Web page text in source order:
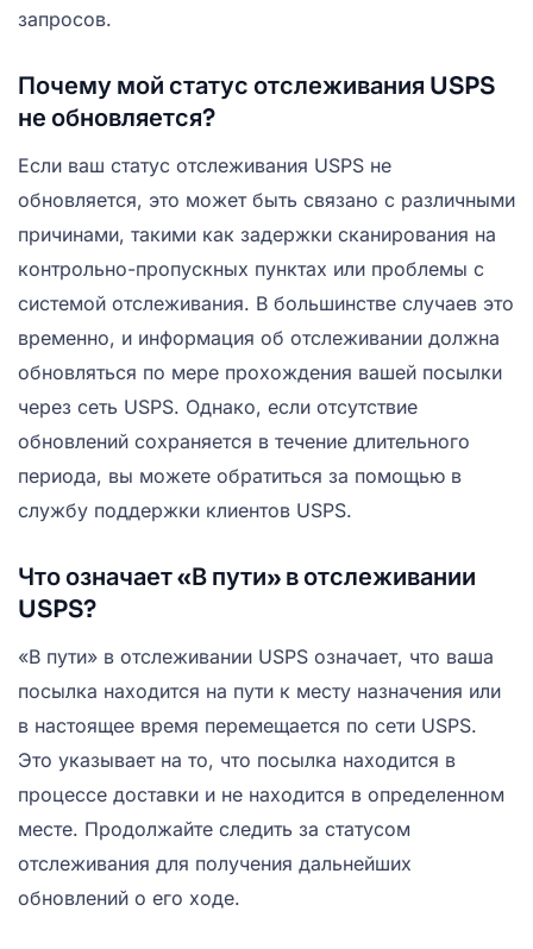
запросов.
Почему мой статус отслеживания USPS
не обновляется?
Если ваш статус отслеживания USPS не
обновляется, это может быть связано с различными
причинами, такими как задержки сканирования на
контрольно-пропускных пунктах или проблемы с
системой отслеживания. В большинстве случаев это
временно, и информация об отслеживании должна
обновляться по мере прохождения вашей посылки
через сеть USPS. Однако, если отсутствие
обновлений сохраняется в течение длительного
периода, вы можете обратиться за помощью в
службу поддержки клиентов USPS.
Что означает «В пути» в отслеживании
USPS?
«В пути» в отслеживании USPS означает, что ваша
посылка находится на пути к месту назначения или
в настоящее время перемещается по сети USPS.
Это указывает на то, что посылка находится в
процессе доставки и не находится в определенном
месте. Продолжайте следить за статусом
отслеживания для получения дальнейших
обновлений о его ходе.